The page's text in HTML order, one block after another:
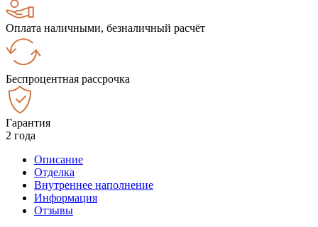
Оплата наличными, безналичный расчёт
Беспроцентная рассрочка
Гарантия
2 года
Описание
Отделка
Внутреннее наполнение
Информация
Отзывы